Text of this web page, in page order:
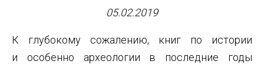
05.02.2019
К глубокому сожалению, книг по истории
и особенно археологии в последние годы